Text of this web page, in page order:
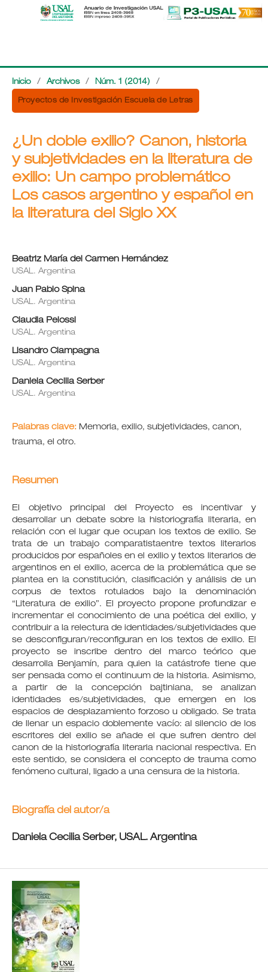
Inicio / Archivos / Núm. 1 (2014) /
Proyectos de Investigación Escuela de Letras
¿Un doble exilio? Canon, historia
y subjetividades en la literatura de
exilio: Un campo problemático
Los casos argentino y español en
la literatura del Siglo XX
Beatriz María del Carmen Hernández
USAL. Argentina
Juan Pablo Spina
USAL. Argentina
Claudia Pelossi
USAL. Argentina
Lisandro Ciampagna
USAL. Argentina
Daniela Cecilia Serber
USAL. Argentina
Palabras clave: Memoria, exilio, subjetividades, canon,
trauma, el otro.
Resumen
El objetivo principal del Proyecto es incentivar y
desarrollar un debate sobre la historiografía literaria, en
relación con el lugar que ocupan los textos de exilio. Se
trata de un trabajo comparatistaentre textos literarios
producidos por españoles en el exilio y textos literarios de
argentinos en el exilio, acerca de la problemática que se
plantea en la constitución, clasificación y análisis de un
corpus de textos rotulados bajo la denominación
“Literatura de exilio”. El proyecto propone profundizar e
incrementar el conocimiento de una poética del exilio, y
contribuir a la relectura de identidades/subjetividades que
se desconfiguran/reconfiguran en los textos de exilio. El
proyecto se inscribe dentro del marco teórico que
desarrolla Benjamín, para quien la catástrofe tiene que
ser pensada como el continuum de la historia. Asimismo,
a partir de la concepción bajtiniana, se analizan
identidades es/subjetividades, que emergen en los
espacios de desplazamiento forzoso u obligado. Se trata
de llenar un espacio doblemente vacío: al silencio de los
escritores del exilio se añade el que sufren dentro del
canon de la historiografía literaria nacional respectiva. En
este sentido, se considera el concepto de trauma como
fenómeno cultural, ligado a una censura de la historia.
Biografía del autor/a
Daniela Cecilia Serber, USAL. Argentina